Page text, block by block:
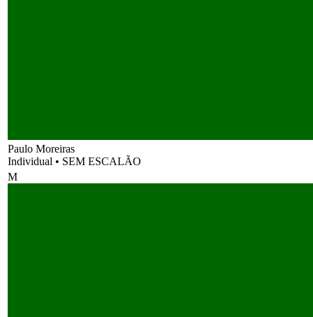
Paulo Moreiras
Individual • SEM ESCALÃO
M